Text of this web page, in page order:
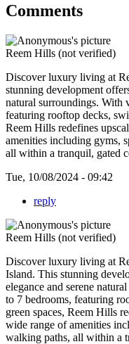
Comments
Reem Hills (not verified)
Discover luxury living at
stunning development
natural surroundings. With
featuring rooftop decks,
Reem Hills redefines
amenities including gyms,
all within a tranquil, gated
Tue, 10/08/2024 - 09:42
reply
Reem Hills (not verified)
Discover luxury living at
Island. This stunning
elegance and serene
to 7 bedrooms, featuring
green spaces, Reem Hills
wide range of amenities
walking paths, all within a